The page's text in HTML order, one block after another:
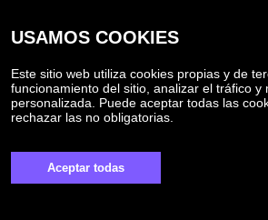
Apartamento 1 dormitorio 46
Benidorm
256 000
1 1 46.00 m²
USAMOS COOKIES
Este sitio web utiliza cookies propias y de
funcionamiento del sitio, analizar el tráfico y
personalizada. Puede aceptar todas las
rechazar las no obligatorias.
Aceptar todas